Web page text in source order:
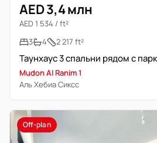
AED 3,4 млн
AED 1 534 / ft²
3
4 2 217 ft²
Таунхаус 3 спальни рядом с
Mudon Al Ranim 1
Аль Хебиа Сиксс
Off-plan